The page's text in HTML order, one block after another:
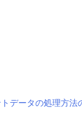
トデータの処理方